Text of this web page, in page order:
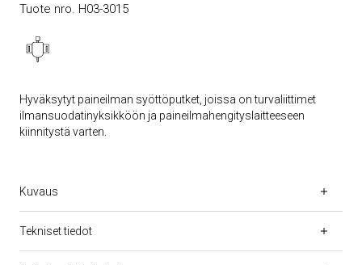
Tuote nro. H03-3015
Hyväksytyt paineilman syöttöputket, joissa on turvaliittimet
ilmansuodatinyksikköön ja paineilmahengityslaitteeseen
kiinnitystä varten.
Kuvaus
Tekniset tiedot